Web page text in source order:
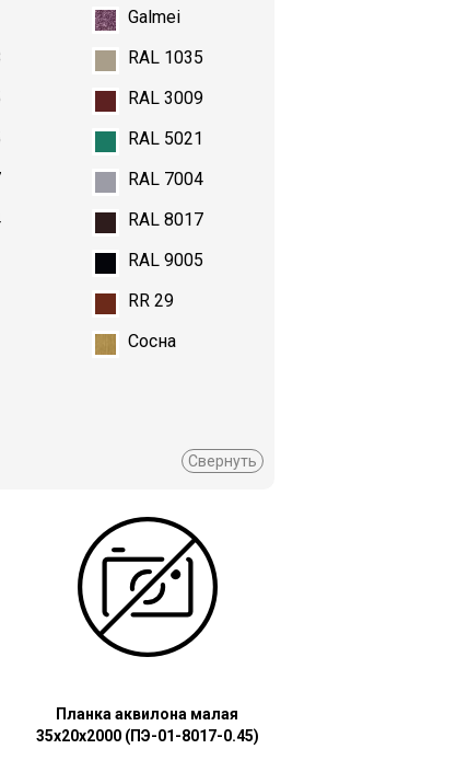
Galmei
RAL 1035
RAL 3009
RAL 5021
RAL 7004
RAL 8017
RAL 9005
RR 29
Сосна
Свернуть
Планка аквилона малая
35х20х2000 (ПЭ-01-8017-0.45)